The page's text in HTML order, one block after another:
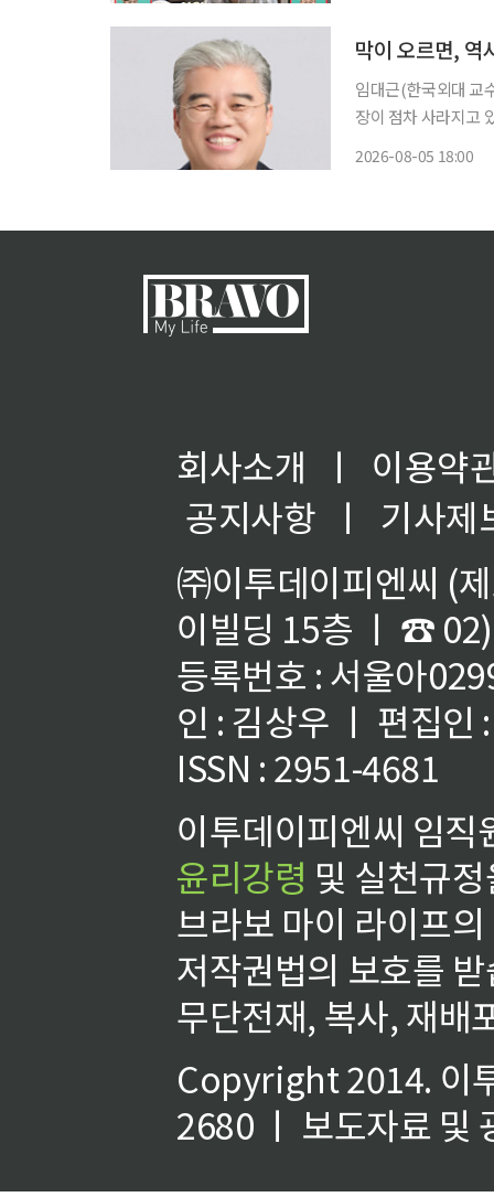
막이 오르면, 역
임대근(한국외대 교수 / 한국영화학회장) 서
장이 점차 사라지고
2026-08-05 18:00
회사소개 ㅣ
이용약
공지사항
ㅣ
기사제
㈜이투데이피엔씨 (
이빌딩 15층 ㅣ ☎
등록번호 : 서울아
인 : 김상우 ㅣ 편집인
ISSN : 2951-4681
이투데이피엔씨 임
윤리강령 및 실천규
브라보 마이 라이프
저작권법의 보호를
무단전재, 복사, 재배
Copyright 2014. 이
2680 ㅣ 보도자료